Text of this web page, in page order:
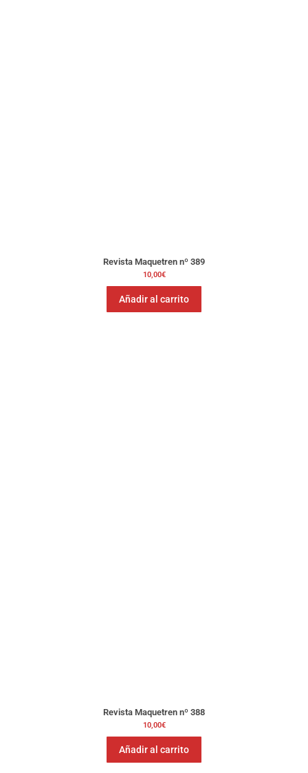
Revista Maquetren nº 389
10,00€
Añadir al carrito
Revista Maquetren nº 388
10,00€
Añadir al carrito